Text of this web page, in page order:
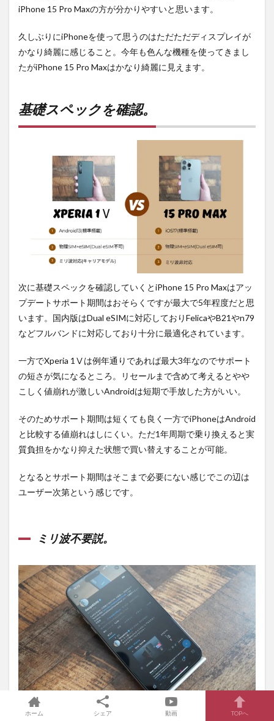
iPhone 15 Pro Maxの方が分かりやすいと思います。
久しぶりにiPhoneを使って思うのはただただディスプレイが
かなり綺麗に感じること。今年も色んな機種を使ってきまし
たがiPhone 15 Pro Maxはかなり綺麗に見えます。
基礎スペックを確認。
次に基礎スペックを確認していくとiPhone 15 Pro Maxはアッ
プデートサポート期間はおそらくですが最大で5年程度だと思
います。国内版はDual eSIMに対応しておりFelicaやB21やn79
などフルバンドに対応しており十分に最適化されています。
一方でXperia 1Ⅴは例年通りであれば最大3年なのでサポート
の短さが気になるところ。リセールまで含めて考えるとやや
こしく値崩れが激しいAndroidは短期で手放した方がいい。
そのためサポート期間は短くても良く一方でiPhoneはAndroid
と比較する値崩れはしにくい。ただ1年周期で乗り換えると実
質負担をかなり抑えた状態で買い替えすることが可能。
となるとサポート期間はそこまで必要にない感じでこの辺は
ユーザー次第という感じです。
ミリ波不要説。
ちなみに今年もiPhoneはミリ波は非対応ですがアメリカ向け
ホーム シェア 動画 TOPへ